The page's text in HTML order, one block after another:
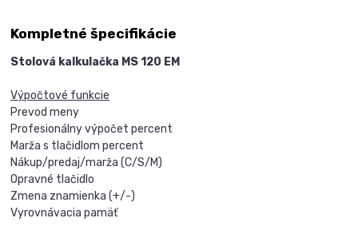
Kompletné špecifikácie
Stolová kalkulačka MS 120 EM
Výpočtové funkcie
Prevod meny
Profesionálny výpočet percent
Marža s tlačidlom percent
Nákup/predaj/marža (C/S/M)
Opravné tlačidlo
Zmena znamienka (+/-)
Vyrovnávacia pamäť